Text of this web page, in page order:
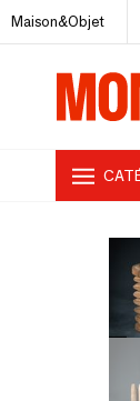
Maison&Objet